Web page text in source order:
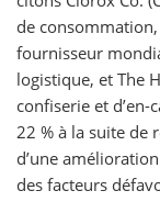
de consommation,
fournisseur
logistique, et The
confiserie et
22 % à la suite de
d’une
des facteurs